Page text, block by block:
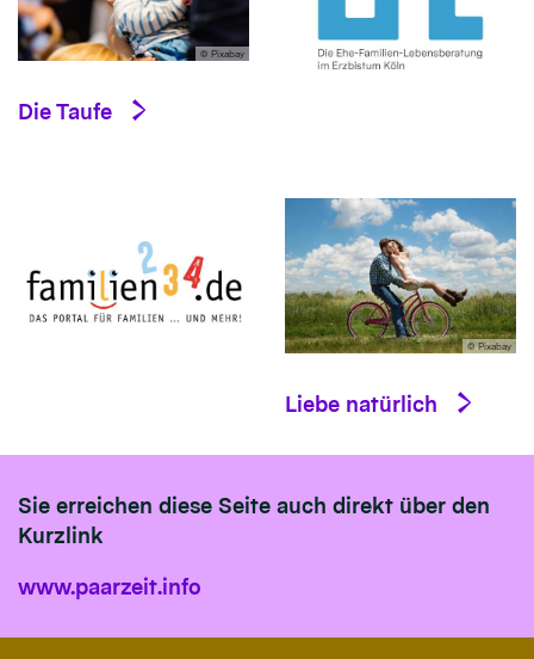
© Pixabay
Die Taufe
© Pixabay
Liebe natürlich
Sie erreichen diese Seite auch direkt über den
Kurzlink
www.paarzeit.info